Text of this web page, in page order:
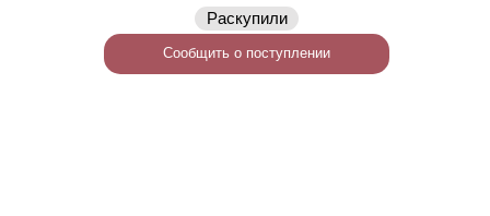
Раскупили
Сообщить о поступлении